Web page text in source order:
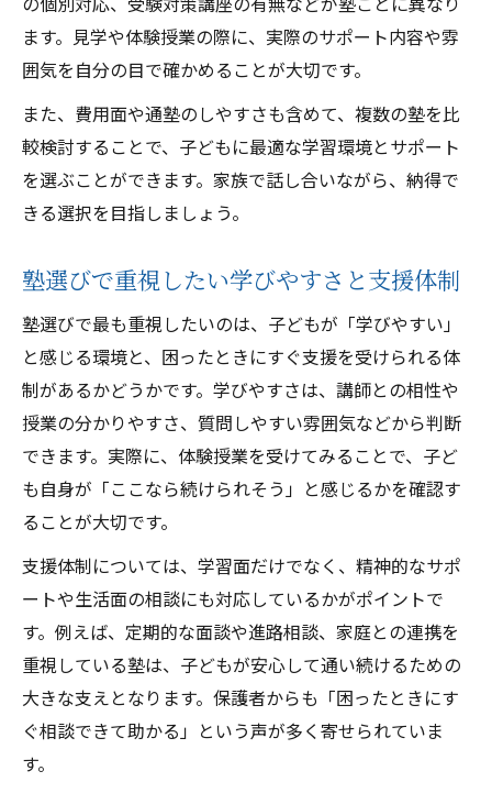
ます。見学や体験授業の際に、実際のサポート内容や雰
囲気を自分の目で確かめることが大切です。
また、費用面や通塾のしやすさも含めて、複数の塾を比
較検討することで、子どもに最適な学習環境とサポート
を選ぶことができます。家族で話し合いながら、納得で
きる選択を目指しましょう。
塾選びで重視したい学びやすさと支援体制
塾選びで最も重視したいのは、子どもが「学びやすい」
と感じる環境と、困ったときにすぐ支援を受けられる体
制があるかどうかです。学びやすさは、講師との相性や
授業の分かりやすさ、質問しやすい雰囲気などから判断
できます。実際に、体験授業を受けてみることで、子ど
も自身が「ここなら続けられそう」と感じるかを確認す
ることが大切です。
支援体制については、学習面だけでなく、精神的なサポ
ートや生活面の相談にも対応しているかがポイントで
す。例えば、定期的な面談や進路相談、家庭との連携を
重視している塾は、子どもが安心して通い続けるための
大きな支えとなります。保護者からも「困ったときにす
ぐ相談できて助かる」という声が多く寄せられていま
す。